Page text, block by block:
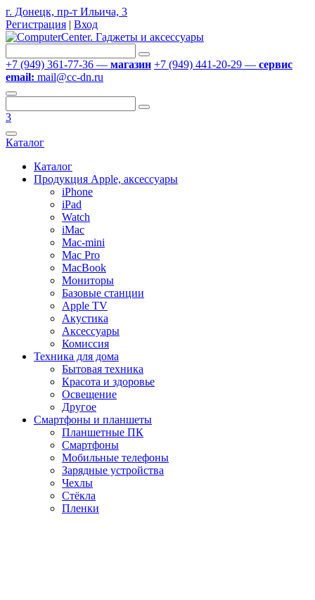
г. Донецк, пр-т Ильича, 3
Регистрация | Вход
+7 (949) 361-77-36 — магазин +7 (949) 441-20-29 — сервис
email: mail@cc-dn.ru
3
Каталог
Каталог
Продукция Apple, аксессуары
iPhone
iPad
Watch
iMac
Mac-mini
Mac Pro
MacBook
Мониторы
Базовые станции
Apple TV
Акустика
Аксессуары
Комиссия
Техника для дома
Бытовая техника
Красота и здоровье
Освещение
Другое
Смартфоны и планшеты
Планшетные ПК
Смартфоны
Мобильные телефоны
Зарядные устройства
Чехлы
Стёкла
Пленки